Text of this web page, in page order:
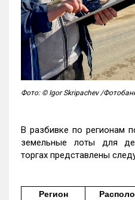
Фото: © Igor Skripachev /
В разбивке по регионам
земельные лоты для
торгах представлены
Регион